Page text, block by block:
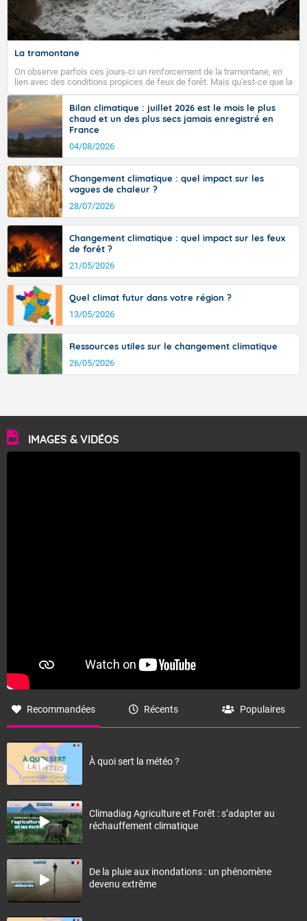
Fermer
La tramontane
On observe parfois ces jours-ci un renforcement de la tramontane, en
lien avec des conditions propices de feux de forêt. Mais qu'est-ce que la
tramontane ? Quelles sont ses caractéristiques ? La tramontane est un
vent turbulent soufflant de secteur nord-ouest à nord, ou ouest à nord-
ouest, dans un secteur qui part du Roussillon à la vallée de l’Aude et à
l’ouest de l’Hérault. L’étymologie de ce vent vient du latin trasmontanus,
signifiant au-delà des monts, en allusion aux régions montagneuses
d’où provient ce vent.
Bilan climatique : juillet 2026 est le mois le plus
chaud et un des plus secs jamais enregistré en
France
04/08/2026
Changement climatique : quel impact sur les
vagues de chaleur ?
28/07/2026
Changement climatique : quel impact sur les feux
de forêt ?
21/05/2026
Quel climat futur dans votre région ?
13/05/2026
Ressources utiles sur le changement climatique
26/05/2026
IMAGES & VIDÉOS
Recommandées Récents Populaires
À quoi sert la météo ?
Climadiag Agriculture et Forêt : s’adapter au
réchauffement climatique
De la pluie aux inondations : un phénomène
devenu extrême